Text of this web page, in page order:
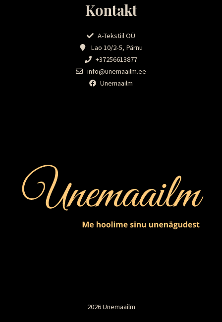
Kontakt
A-Tekstiil OÜ
Lao 10/2-5, Pärnu
+37256613877
info@unemaailm.ee
Unemaailm
2026 Unemaailm